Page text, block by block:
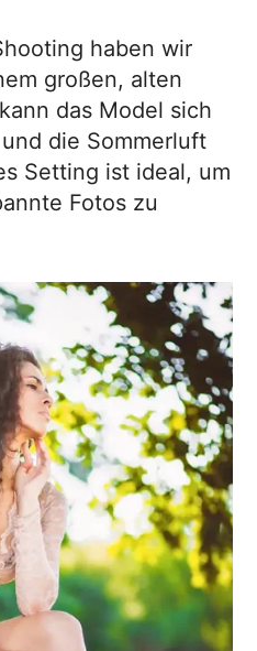
haben wir
großen, alten
das Model sich
die Sommerluft
Setting ist ideal, um
Fotos zu